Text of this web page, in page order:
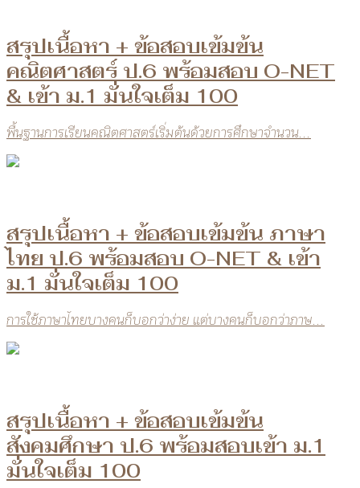
สรุปเนื้อหา + ข้อสอบเข้มข้น
คณิตศาสตร์ ป.6 พร้อมสอบ O-NET
& เข้า ม.1 มั่นใจเต็ม 100
พื้นฐานการเรียนคณิตศาสตร์เริ่มต้นด้วยการศึกษาจำนวน...
สรุปเนื้อหา + ข้อสอบเข้มข้น ภาษา
ไทย ป.6 พร้อมสอบ O-NET & เข้า
ม.1 มั่นใจเต็ม 100
การใช้ภาษาไทยบางคนก็บอกว่าง่าย แต่บางคนก็บอกว่าภาษ...
สรุปเนื้อหา + ข้อสอบเข้มข้น
สังคมศึกษา ป.6 พร้อมสอบเข้า ม.1
มั่นใจเต็ม 100